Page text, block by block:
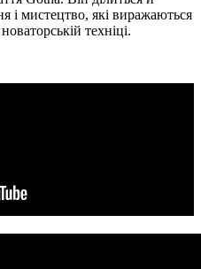
і мистецтво, які виражаються
техніці.